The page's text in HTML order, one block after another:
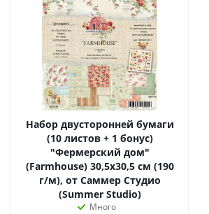
Набор двусторонней бумаги
(10 листов + 1 бонус)
"Фермерский дом"
(Farmhouse) 30,5х30,5 см (190
г/м), от Саммер Студио
(Summer Studio)
Много